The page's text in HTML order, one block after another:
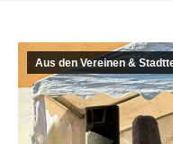
Aus den Vereinen &